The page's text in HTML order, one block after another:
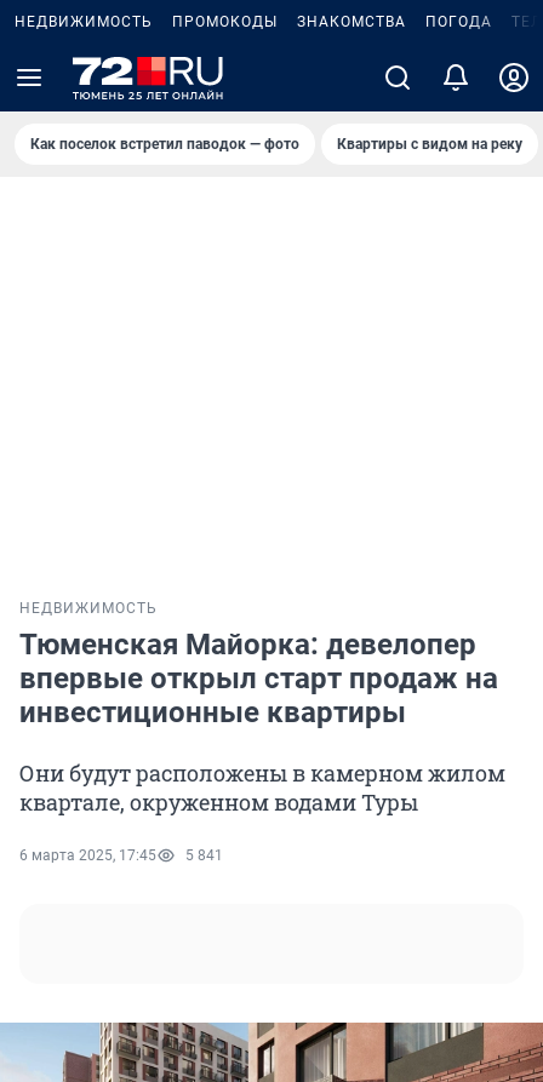
НЕДВИЖИМОСТЬ ПРОМОКОДЫ ЗНАКОМСТВА ПОГОДА
Как поселок встретил паводок — фото Квартиры с видом на реку
НЕДВИЖИМОСТЬ
Тюменская Майорка: девелопер
впервые открыл старт продаж на
инвестиционные квартиры
Они будут расположены в камерном жилом
квартале, окруженном водами Туры
6 марта 2025, 17:45 5 841